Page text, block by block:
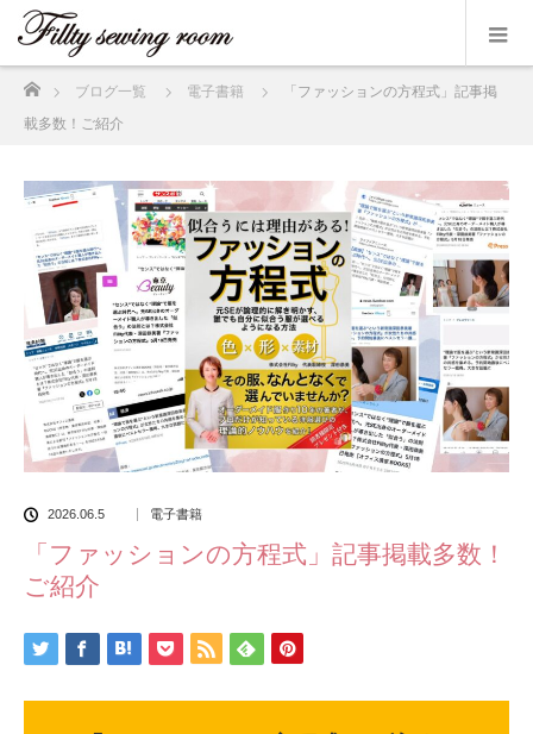
ブログ一覧 電子書籍
「ファッションの方程式」記事掲
載多数！ご紹介
2026.06.5 電子書籍
「ファッションの方程式」記事掲載多数！
ご紹介